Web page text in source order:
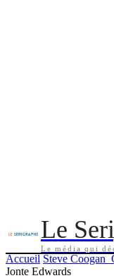
Le
Le média qui
Accueil Steve
Jonte Edwards